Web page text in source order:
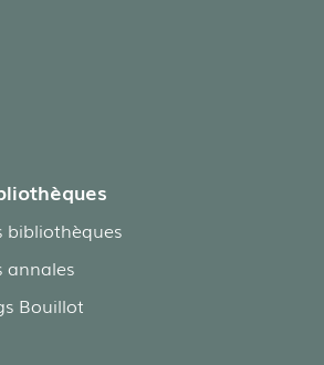
bibliothèques
annales
Bouillot